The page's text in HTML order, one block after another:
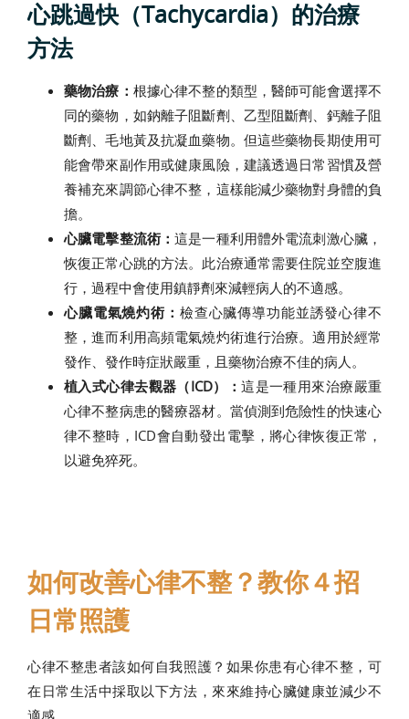
心跳過快（Tachycardia）的治療
方法
藥物治療： 根據心律不整的類型，醫師可能會選擇不
同的藥物，如鈉離子阻斷劑、乙型阻斷劑、鈣離子阻
斷劑、毛地黃及抗凝血藥物。但這些藥物長期使用可
能會帶來副作用或健康風險，建議透過日常習慣及營
養補充來調節心律不整，這樣能減少藥物對身體的負
擔。
心臟電擊整流術：這是一種利用體外電流刺激心臟，
恢復正常心跳的方法。此治療通常需要住院並空腹進
行，過程中會使用鎮靜劑來減輕病人的不適感。
心臟電氣燒灼術： 檢查心臟傳導功能並誘發心律不
整，進而利用高頻電氣燒灼術進行治療。適用於經常
發作、發作時症狀嚴重，且藥物治療不佳的病人。
植入式心律去觀器（ICD）：這是一種用來治療嚴重
心律不整病患的醫療器材。當偵測到危險性的快速心
律不整時，ICD會自動發出電擊，將心律恢復正常，
以避免猝死。
如何改善心律不整？教你４招
日常照護
心律不整患者該如何自我照護？如果你患有心律不整，可
在日常生活中採取以下方法，來來維持心臟健康並減少不
適感。